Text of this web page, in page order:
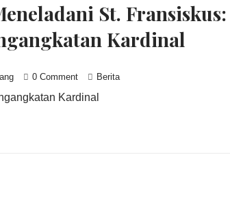
St.
Kardinal
0 Comment Berita
Kardinal